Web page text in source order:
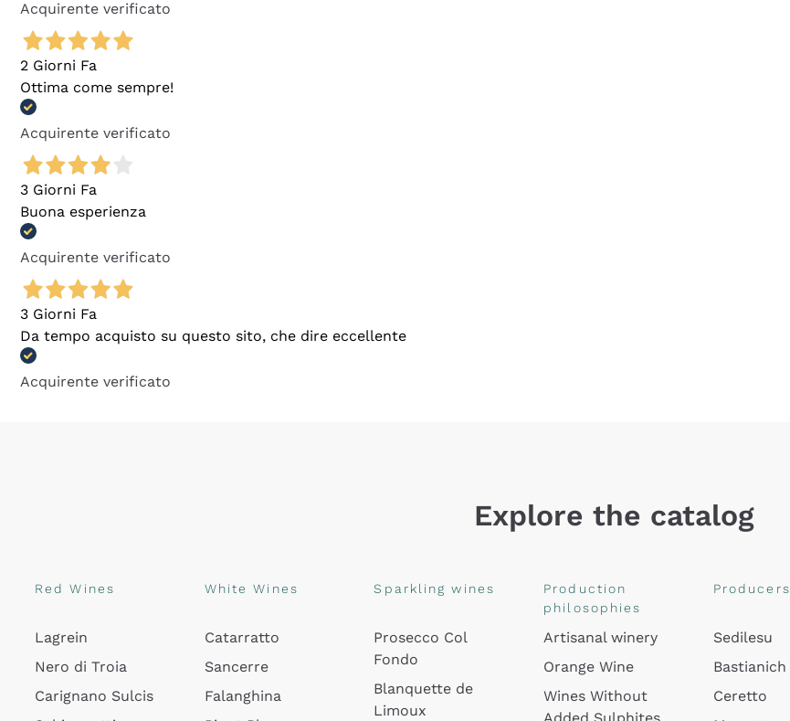
Acquirente verificato
2 Giorni Fa
Ottima come sempre!
Acquirente verificato
3 Giorni Fa
Buona esperienza
Acquirente verificato
3 Giorni Fa
Da tempo acquisto su questo sito, che dire eccellente
Acquirente verificato
Explore the catalog
Red Wines
Lagrein
Nero di Troia
Carignano Sulcis
White Wines
Catarratto
Sancerre
Falanghina
Sparkling wines
Prosecco Col
Fondo
Blanquette de
Limoux
Production
philosophies
Artisanal winery
Orange Wine
Wines Without
Producers
Sedilesu
Bastianich
Ceretto